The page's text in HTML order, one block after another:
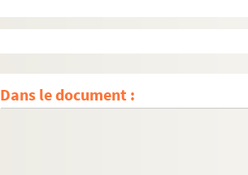
Dans le document :